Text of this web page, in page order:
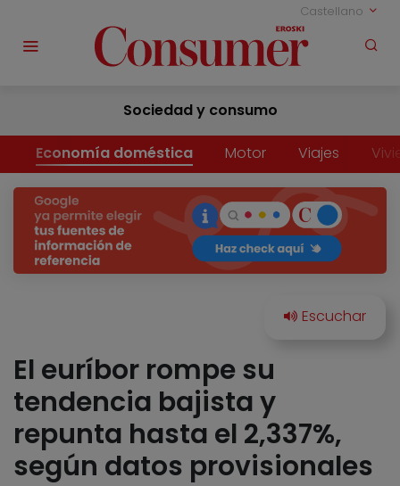
Castellano
Sociedad y consumo
Economía doméstica Motor Viajes
El euríbor rompe su
tendencia bajista y
repunta hasta el 2,337%,
según datos provisionales